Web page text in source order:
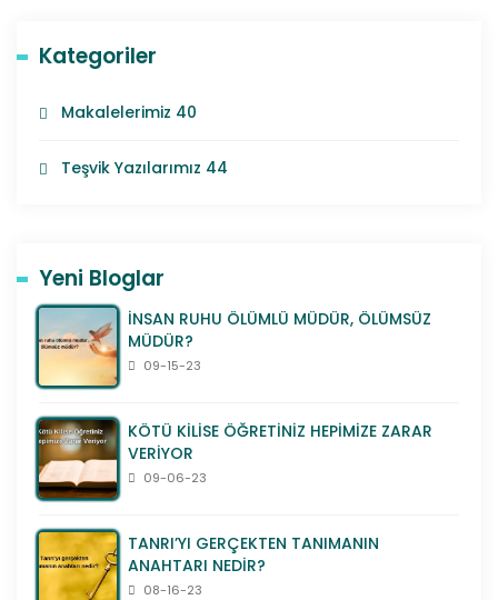
Kategoriler
Makalelerimiz 40
Teşvik Yazılarımız 44
Yeni Bloglar
İNSAN RUHU ÖLÜMLÜ MÜDÜR, ÖLÜMSÜZ
MÜDÜR?
09-15-23
KÖTÜ KİLİSE ÖĞRETİNİZ HEPİMİZE ZARAR
VERİYOR
09-06-23
TANRI’YI GERÇEKTEN TANIMANIN
ANAHTARI NEDİR?
08-16-23